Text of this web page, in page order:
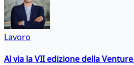
Lavoro
Al via la VII edizione della